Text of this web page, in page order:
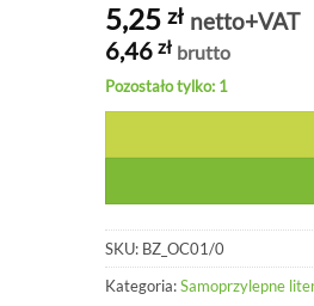
5,25 zł netto+VAT
6,46 zł brutto
Pozostało tylko: 1
SKU: BZ_OC01/0
Kategoria:Samoprzylepne